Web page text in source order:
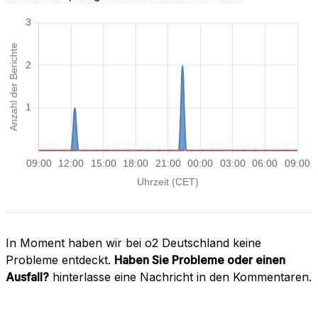
In Moment haben wir bei o2 Deutschland keine
Probleme entdeckt. Haben Sie Probleme oder einen
Ausfall? hinterlasse eine Nachricht in den Kommentaren.